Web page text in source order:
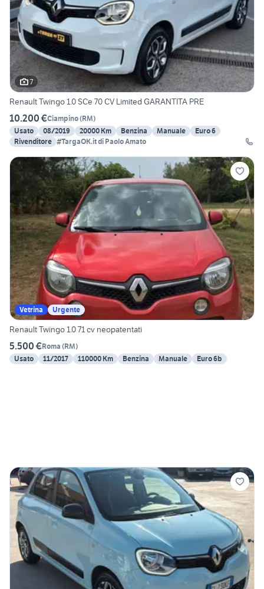
7
Renault Twingo 1.0 SCe 70 CV Limited GARANTITA PRE
10.200 €Ciampino(RM)
Usato
08/2019 20000 Km Benzina Manuale
Euro 6
Rivenditore #TargaOK.it di Paolo Amato
Vetrina Urgente
Renault Twingo 1.0 71 cv neopatentati
5.500 €Roma (RM)
Usato
11/2017 110000 Km Benzina Manuale Euro 6b